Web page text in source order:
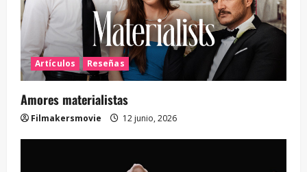
Artículos Reseñas
Amores materialistas
Filmakersmovie 12 junio, 2026